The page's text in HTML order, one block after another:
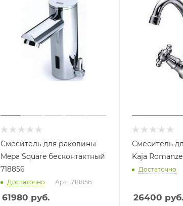
Смеситель для раковины
Mepa Square бесконтактный
718856
Достаточно Арт.: 718856
61980 руб.
Смеситель
Kaja
Достаточно
26400 руб.